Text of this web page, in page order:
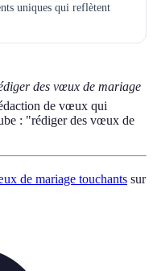
uniques qui reflètent
des vœux de mariage
de vœux qui
: "rédiger des vœux de
de mariage touchants sur